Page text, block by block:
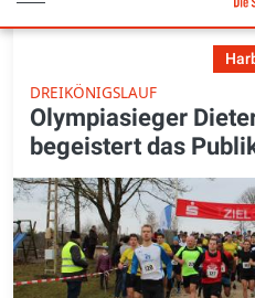
DREIKÖNIGSLAUF
Olympiasieger
begeistert das